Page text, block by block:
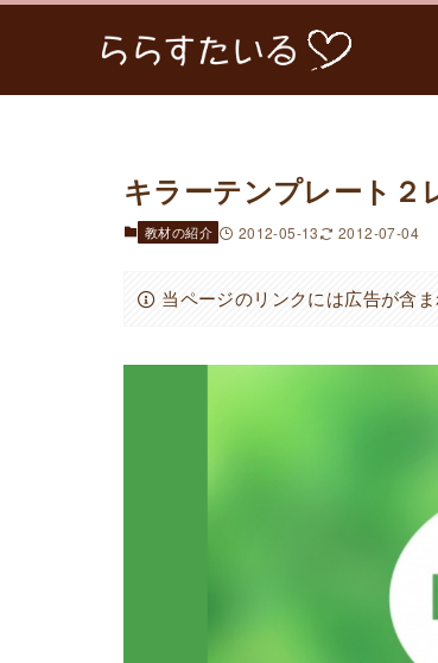
キラーテンプレート
教材の紹介 2012-05-13 2012-07-04
当ページのリンクには広告が含